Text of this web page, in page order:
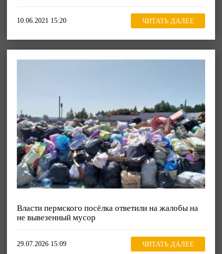
10.06.2021 15:20 ЧИТАТЬ ДАЛЕЕ
Власти пермского посёлка ответили на жалобы на
не вывезенный мусор
29.07.2026 15:09 ЧИТАТЬ ДАЛЕЕ